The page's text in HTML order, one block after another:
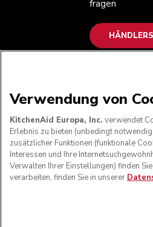
fragen
© KitchenAid
Verwendung von
KitchenAid Europa, Inc. verwendet
Erlebnis zu bieten (unbedingt
zusätzlicher Funktionen (funktionale
Interessen und Ihre
Verwalten Ihrer Einstellungen) finden
verarbeiten, finden Sie in unserer